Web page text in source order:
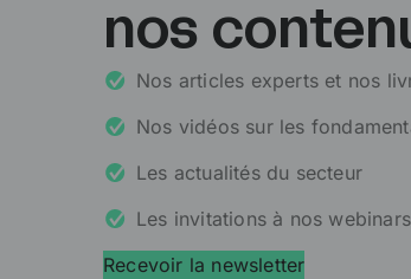
nos
Nos articles experts et nos
Nos vidéos sur les
Les actualités du secteur
Les invitations à nos webinars
Recevoir la newsletter